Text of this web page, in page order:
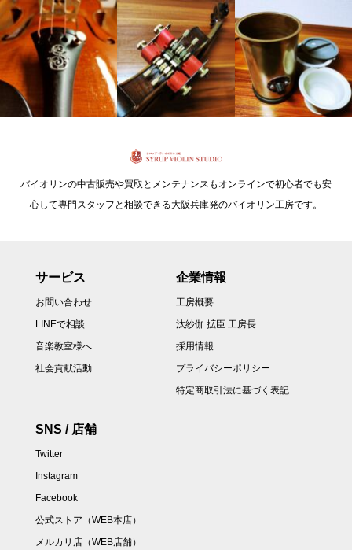
バイオリンの中古販売や買取とメンテナンスもオンラインで初心者でも安
心して専門スタッフと相談できる大阪兵庫発のバイオリン工房です。
サービス
お問い合わせ
LINEで相談
音楽教室様へ
社会貢献活動
企業情報
工房概要
汰紗伽 拡臣 工房長
採用情報
プライバシーポリシー
特定商取引法に基づく表記
SNS / 店舗
Twitter
Instagram
Facebook
公式ストア（WEB本店）
メルカリ店（WEB店舗）